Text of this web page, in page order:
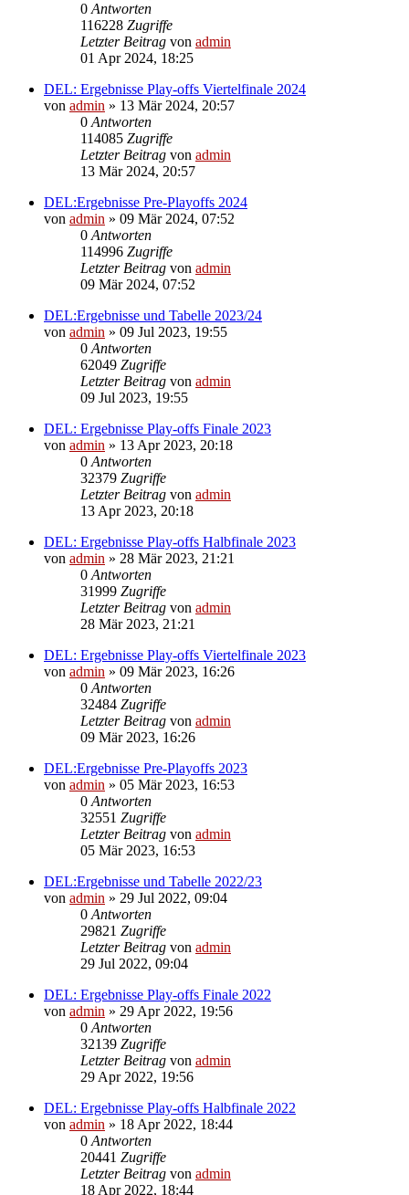
0 Antworten
116228 Zugriffe
Letzter Beitrag von admin
01 Apr 2024, 18:25
DEL: Ergebnisse Play-offs Viertelfinale 2024
von admin » 13 Mär 2024, 20:57
0 Antworten
114085 Zugriffe
Letzter Beitrag von admin
13 Mär 2024, 20:57
DEL:Ergebnisse Pre-Playoffs 2024
von admin » 09 Mär 2024, 07:52
0 Antworten
114996 Zugriffe
Letzter Beitrag von admin
09 Mär 2024, 07:52
DEL:Ergebnisse und Tabelle 2023/24
von admin » 09 Jul 2023, 19:55
0 Antworten
62049 Zugriffe
Letzter Beitrag von admin
09 Jul 2023, 19:55
DEL: Ergebnisse Play-offs Finale 2023
von admin » 13 Apr 2023, 20:18
0 Antworten
32379 Zugriffe
Letzter Beitrag von admin
13 Apr 2023, 20:18
DEL: Ergebnisse Play-offs Halbfinale 2023
von admin » 28 Mär 2023, 21:21
0 Antworten
31999 Zugriffe
Letzter Beitrag von admin
28 Mär 2023, 21:21
DEL: Ergebnisse Play-offs Viertelfinale 2023
von admin » 09 Mär 2023, 16:26
0 Antworten
32484 Zugriffe
Letzter Beitrag von admin
09 Mär 2023, 16:26
DEL:Ergebnisse Pre-Playoffs 2023
von admin » 05 Mär 2023, 16:53
0 Antworten
32551 Zugriffe
Letzter Beitrag von admin
05 Mär 2023, 16:53
DEL:Ergebnisse und Tabelle 2022/23
von admin » 29 Jul 2022, 09:04
0 Antworten
29821 Zugriffe
Letzter Beitrag von admin
29 Jul 2022, 09:04
DEL: Ergebnisse Play-offs Finale 2022
von admin » 29 Apr 2022, 19:56
0 Antworten
32139 Zugriffe
Letzter Beitrag von admin
29 Apr 2022, 19:56
DEL: Ergebnisse Play-offs Halbfinale 2022
von admin » 18 Apr 2022, 18:44
0 Antworten
20441 Zugriffe
Letzter Beitrag von admin
18 Apr 2022, 18:44